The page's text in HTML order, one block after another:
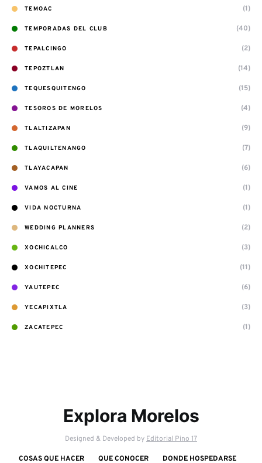
TEMOAC (1)
TEMPORADAS DEL CLUB (40)
TEPALCINGO (2)
TEPOZTLAN (14)
TEQUESQUITENGO (15)
TESOROS DE MORELOS (4)
TLALTIZAPAN (9)
TLAQUILTENANGO (7)
TLAYACAPAN (6)
VAMOS AL CINE (1)
VIDA NOCTURNA (1)
WEDDING PLANNERS (2)
XOCHICALCO (3)
XOCHITEPEC (11)
YAUTEPEC (6)
YECAPIXTLA (3)
ZACATEPEC (1)
Explora Morelos
Designed & Developed by Editorial Pino 17
COSAS QUE HACER QUE CONOCER DONDE HOSPEDARSE